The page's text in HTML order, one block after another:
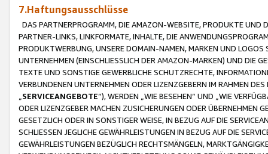
7.Haftungsausschlüsse
DAS PARTNERPROGRAMM, DIE AMAZON-WEBSITE, PRODUKTE UND
PARTNER-LINKS, LINKFORMATE, INHALTE, DIE
PRODUKTWERBUNG, UNSERE DOMAIN-NAMEN, MARKEN UND
UNTERNEHMEN (EINSCHLIESSLICH DER AMAZON-MARKEN) UND DIE
TEXTE UND SONSTIGE GEWERBLICHE SCHUTZRECHTE,
VERBUNDENEN UNTERNEHMEN ODER LIZENZGEBERN IM RAHMEN
SERVICEANGEBOTE“), WERDEN „WIE BESEHEN“ UND „WIE
ODER LIZENZGEBER MACHEN ZUSICHERUNGEN ODER ÜBERNEHMEN
GESETZLICH ODER IN SONSTIGER WEISE, IN BEZUG AUF DIE
SCHLIESSEN JEGLICHE GEWÄHRLEISTUNGEN IN BEZUG AUF DIE
GEWÄHRLEISTUNGEN BEZÜGLICH RECHTSMÄNGELN,